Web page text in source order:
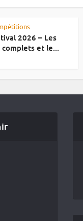
2026 – Les
et le...